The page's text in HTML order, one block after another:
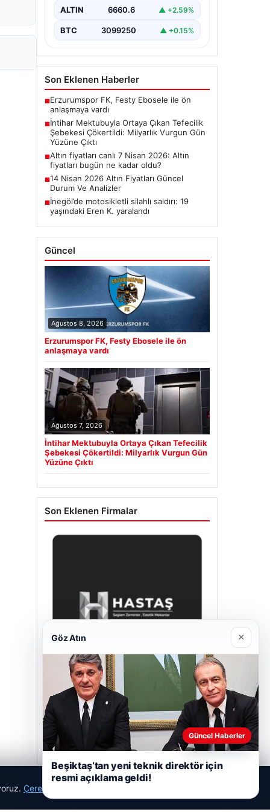
bölgedeki büyük…
ALTIN 6660.6 ▲ +2.59%
BTC 3099250 ▲ +0.15%
Son Eklenen Haberler
■Erzurumspor FK, Festy Ebosele ile ön
anlaşmaya vardı
■İntihar Mektubuyla Ortaya Çıkan Tefecilik
Şebekesi Çökertildi: Milyarlık Vurgun Gün
Yüzüne Çıktı
■Altın fiyatları canlı 7 Nisan 2026: Altın
fiyatları bugün ne kadar oldu?
■14 Nisan 2026 Altın Fiyatları Güncel
Durum Ve Analizler
■İnegöl’de motosikletli silahlı saldırı: 19
yaşındaki Eren K. yaralandı
Güncel
Ağustos 8, 2026
Erzurumspor FK, Festy Ebosele ile ön
anlaşmaya vardı
Ağustos 7, 2026
İntihar Mektubuyla Ortaya Çıkan Tefecilik
Şebekesi Çökertildi: Milyarlık Vurgun Gün
Yüzüne Çıktı
Son Eklenen Firmalar
Hastaş Beton
Mayıs 26, 2026
Çerez Politikamız
Göz Atın ×
Güncel Haberler
Beşiktaş’tan yeni teknik direktör için
resmi açıklama geldi!